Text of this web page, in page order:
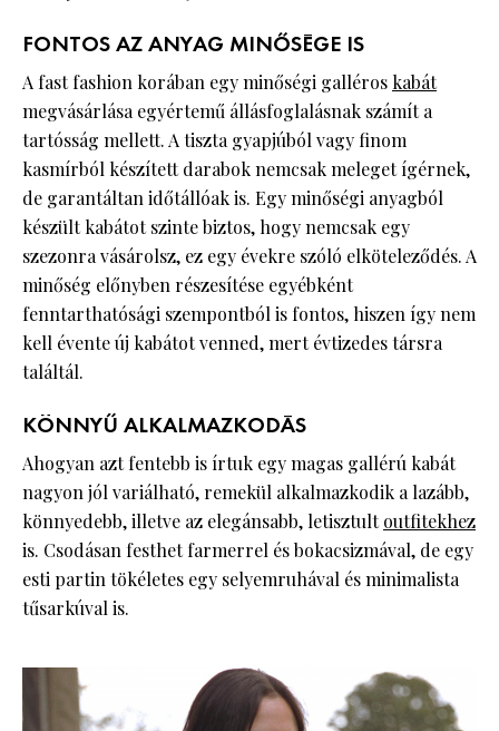
FONTOS AZ ANYAG MINŐSÉGE IS
A fast fashion korában egy minőségi galléros kabát
megvásárlása egyértemű állásfoglalásnak számít a
tartósság mellett. A tiszta gyapjúból vagy finom
kasmírból készített darabok nemcsak meleget ígérnek,
de garantáltan időtállóak is. Egy minőségi anyagból
készült kabátot szinte biztos, hogy nemcsak egy
szezonra vásárolsz, ez egy évekre szóló elköteleződés. A
minőség előnyben részesítése egyébként
fenntarthatósági szempontból is fontos, hiszen így nem
kell évente új kabátot venned, mert évtizedes társra
találtál.
KÖNNYŰ ALKALMAZKODÁS
Ahogyan azt fentebb is írtuk egy magas gallérú kabát
nagyon jól variálható, remekül alkalmazkodik a lazább,
könnyedebb, illetve az elegánsabb, letisztultoutfitekhez
is. Csodásan festhet farmerrel és bokacsizmával, de egy
esti partin tökéletes egy selyemruhával és minimalista
tűsarkúval is.